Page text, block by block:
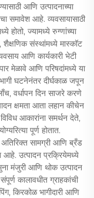
आणि उत्पादनाच्या
समावेश आहे. व्यवसायासाठी
होतो, ज्यामध्ये रुग्णांच्या
शैक्षणिक संस्थांमध्ये मास्कॉट
आणि कार्यकारी भेटी
मेळावे आणि परिषदांमध्ये या
घटनेनंतर दीर्घकाळ जपून
वर्धापन दिन साजरे करणे
क्षमता आता लहान कीचेन
आकारांना समर्थन देते,
पूर्ण होतात.
सामग्री आणि ब्रँड
आहे. उत्पादन प्रक्रियेमध्ये
मंजुरी आणि थोक उत्पादन
कालावधीत ग्राहकांची
किरकोळ भागीदारी आणि